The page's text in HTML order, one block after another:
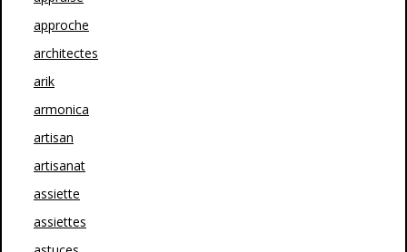
approche
architectes
arik
armonica
artisan
artisanat
assiette
assiettes